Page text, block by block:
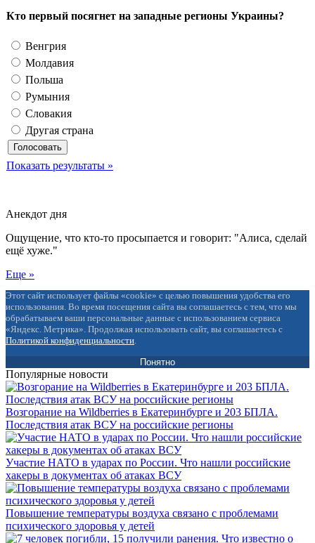
Кто первый посягнет на западные регионы Украины?
Венгрия
Молдавия
Польша
Румыния
Словакия
Другая страна
Показать результаты »
Анекдот дня
Ощущение, что кто-то просыпается и говорит: "Алиса, сделай
ещё хуже."
Еще »
Этот сайт использует файлы «cookie» с целью повышения удобства его
использования. Во время посещения сайта вы соглашаетесь с тем, что мы
обрабатываем ваши персональные данные с использованием сервиса
«Яндекс. Метрика». Продолжая использовать сайт, вы соглашаетесь с
Политикой конфиденциальности
Понятно
Популярные новости
Возгорание на Wildberries в Екатеринбурге и 203 БПЛА.
Последствия атак ВСУ на российские регионы
Участие НАТО в ударах по России. Что нашли российские
хакеры в документах об атаках ВСУ
Повышение температуры воздуха связано с проблемами
психического здоровья у детей